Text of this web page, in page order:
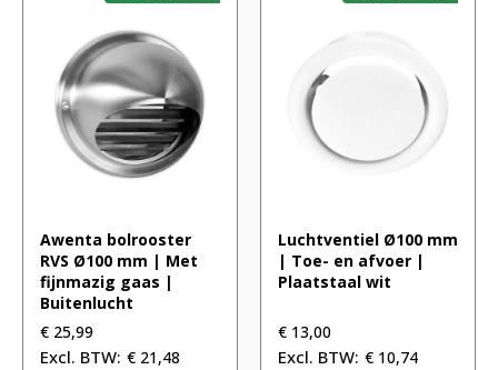
Awenta bolrooster
RVS Ø100 mm | Met
fijnmazig gaas |
Buitenlucht
€ 25,99
€ 21,48
Luchtventiel Ø100 mm
| Toe- en afvoer |
Plaatstaal wit
€ 13,00
€ 10,74